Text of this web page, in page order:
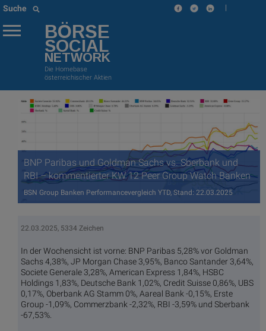
Suche |
BÖRSE
SOCIAL
NETWORK
Die Homebase
österreichischer Aktien
BNP Paribas und Goldman Sachs vs. Sberbank und
RBI – kommentierter KW 12 Peer Group Watch Banken
BSN Group Banken Performancevergleich YTD, Stand: 22.03.2025
22.03.2025, 5334 Zeichen
In der Wochensicht ist vorne: BNP Paribas 5,28% vor Goldman
Sachs 4,38%, JP Morgan Chase 3,95%, Banco Santander 3,64%,
Societe Generale 3,28%, American Express 1,84%, HSBC
Holdings 1,83%, Deutsche Bank 1,02%, Credit Suisse 0,86%, UBS
0,17%, Oberbank AG Stamm 0%, Aareal Bank -0,15%, Erste
Group -1,09%, Commerzbank -2,32%, RBI -3,59% und Sberbank
-67,53%.